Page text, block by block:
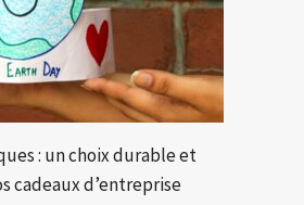
: un choix durable et
cadeaux d’entreprise